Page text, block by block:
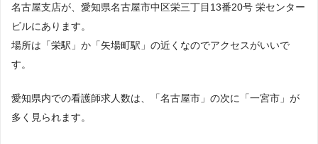
17 テンプスタッフ
18 パソナ 6件
名古屋支店が、愛知県名古屋市中区栄三丁目13番20号 栄センター
ビルにあります。
場所は「栄駅」か「矢場町駅」の近くなのでアクセスがいいで
す。
愛知県内での看護師求人数は、「名古屋市」の次に「一宮市」が
多く見られます。